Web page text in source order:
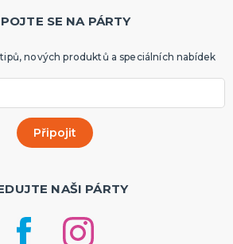
SE NA PÁRTY
nových produktů a speciálních nabídek
NAŠI PÁRTY